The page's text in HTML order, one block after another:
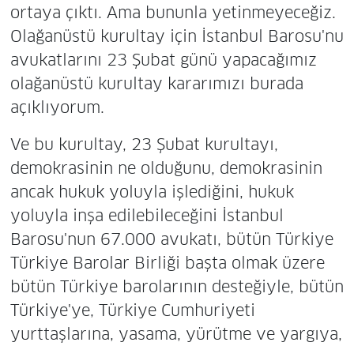
ortaya çıktı. Ama bununla yetinmeyeceğiz.
Olağanüstü kurultay için İstanbul Barosu'nu
avukatlarını 23 Şubat günü yapacağımız
olağanüstü kurultay kararımızı burada
açıklıyorum.
Ve bu kurultay, 23 Şubat kurultayı,
demokrasinin ne olduğunu, demokrasinin
ancak hukuk yoluyla işlediğini, hukuk
yoluyla inşa edilebileceğini İstanbul
Barosu'nun 67.000 avukatı, bütün Türkiye
Türkiye Barolar Birliği başta olmak üzere
bütün Türkiye barolarının desteğiyle, bütün
Türkiye'ye, Türkiye Cumhuriyeti
yurttaşlarına, yasama, yürütme ve yargıya,